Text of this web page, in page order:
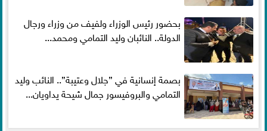
بحضور رئيس الوزراء ولفيف من وزراء ورجال
الدولة.. النائبان وليد التمامي ومحمد...
بصمة إنسانية في ”جلال وعتيبة”.. النائب وليد
التمامي والبروفيسور جمال شيحة يداويان...